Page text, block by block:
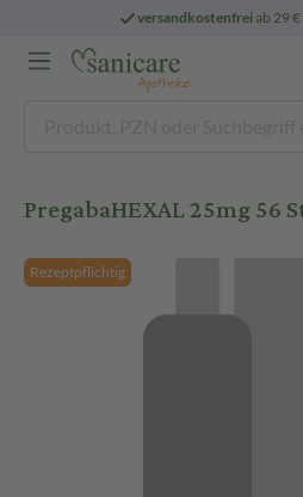
versandkostenfreiab 29
PregabaHEXAL 25mg 56
Rezeptpflichtig